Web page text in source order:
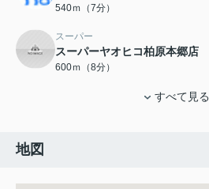
540ｍ（7分）
スーパー
スーパーヤオヒコ柏原本郷店
600ｍ（8分）
すべて見る
地図